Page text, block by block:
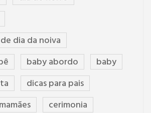
dia da noiva
baby abordo
baby
dicas para pais
cerimonia